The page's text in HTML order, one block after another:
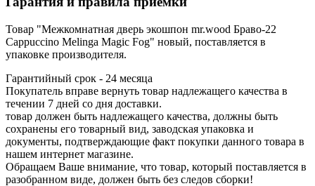
Товар "Межкомнатная дверь экошпон mr.wood Браво-22
Cappuccino Melinga Magic Fog" новый, поставляется в
упаковке производителя.
Гарантийный срок - 24 месяца
Покупатель вправе вернуть товар надлежащего качества в
течении 7 дней со дня доставки.
товар должен быть надлежащего качества, должны быть
сохранены его товарный вид, заводская упаковка и
документы, подтверждающие факт покупки данного товара в
нашем интернет магазине.
Обращаем Ваше внимание, что товар, который поставляется в
разобранном виде, должен быть без следов сборки!